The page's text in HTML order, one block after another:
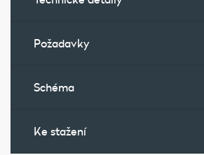
Požadavky
Schéma
Ke stažení